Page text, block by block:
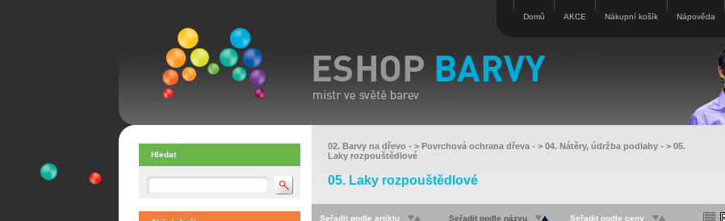
Domů AKCE Nákupní košík Nápověda
Hledat
02. Barvy na dřevo - > Povrchová ochrana dřeva - > 04. Nátěry, údržba podlahy - > 05.
Laky rozpouštědlové
05. Laky rozpouštědlové
Seřadit podle artiklu Seřadit podle názvu Seřadit podle ceny